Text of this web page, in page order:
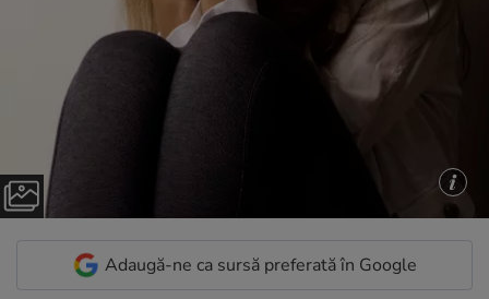
Adaugă-ne ca sursă preferată în Google